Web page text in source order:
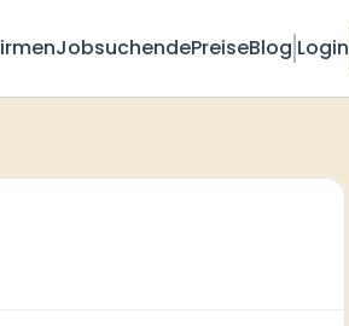
JobsuchendePreiseBlog Login